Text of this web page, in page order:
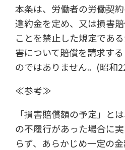
本条は、労働者の労働契約
違約金を定め、又は損害
ことを禁止した規定であ
害について賠償を請求す
のではありません。(昭和
≪参考≫
「損害賠償額の予定」と
の不履行があった場合に
らず、あらかじめ一定の